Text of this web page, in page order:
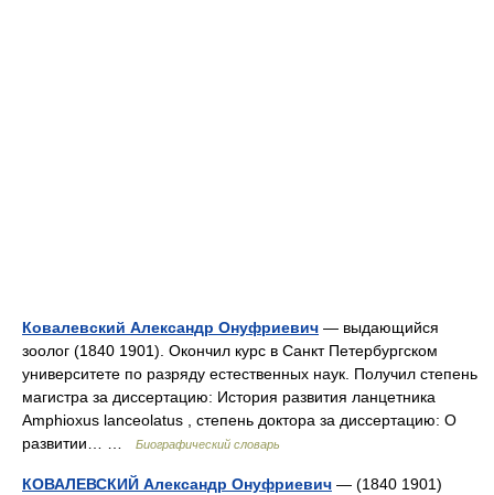
Ковалевский Александр Онуфриевич — выдающийся
зоолог (1840 1901). Окончил курс в Санкт Петербургском
университете по разряду естественных наук. Получил степень
магистра за диссертацию: История развития ланцетника
Amphioxus lanceolatus , степень доктора за диссертацию: О
развитии… …
Биографический словарь
КОВАЛЕВСКИЙ Александр Онуфриевич — (1840 1901)